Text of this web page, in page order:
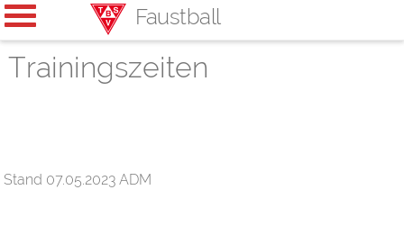
Faustball
Trainingszeiten
Stand 07.05.2023 ADM